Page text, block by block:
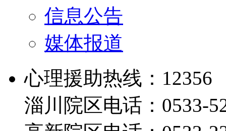
信息公告
媒体报道
心理援助热线：12356
淄川院区电话：0533-